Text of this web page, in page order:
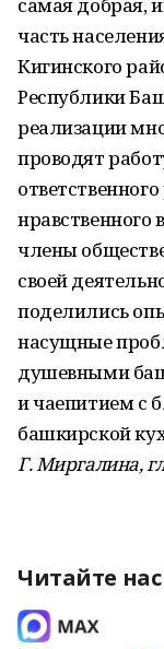
часть
Кигинского
Республики
реализации
проводят
члены
своей
поделились
насущные
душевными
и чаепитием с
башкирской
Г. Миргалина,
Читайте нас